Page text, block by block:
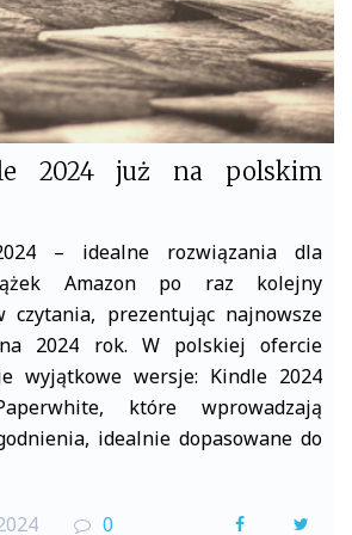
2024 już na polskim
– idealne rozwiązania dla
Amazon po raz kolejny
czytania, prezentując najnowsze
2024 rok. W polskiej ofercie
wyjątkowe wersje: Kindle 2024
które wprowadzają
idealnie dopasowane do
0
F